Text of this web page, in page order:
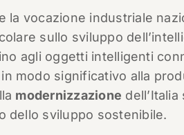
vocazione industriale
sullo sviluppo
agli oggetti intelligenti
modo significativo alla
modernizzazione
dello sviluppo sostenibile.